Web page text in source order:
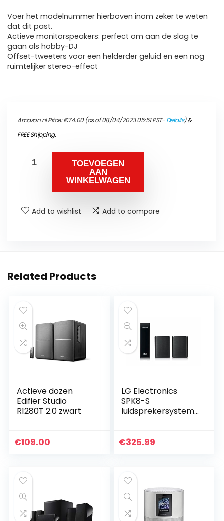
Voer het modelnummer hierboven inom zeker te weten
dat dit past.
Actieve monitorspeakers: perfect om aan de slag te
gaan als hobby-DJ
Offset-tweeters voor een helderder geluid en een nog
ruimtelijker stereo-effect
Amazon.nl Price:€74.00(as of 08/04/2023 05:51 PST-Details)&
FREE Shipping.
TOEVOEGEN
AAN
WINKELWAGEN
Add to wishlist Add to compare
Related Products
Actieve dozen
Edifier Studio
R1280T 2.0 zwart
€109.00
LG Electronics
SPK8-S
luidsprekersystem
€325.99